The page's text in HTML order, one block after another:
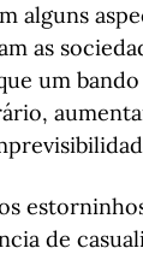
alguns
as
um bando
de